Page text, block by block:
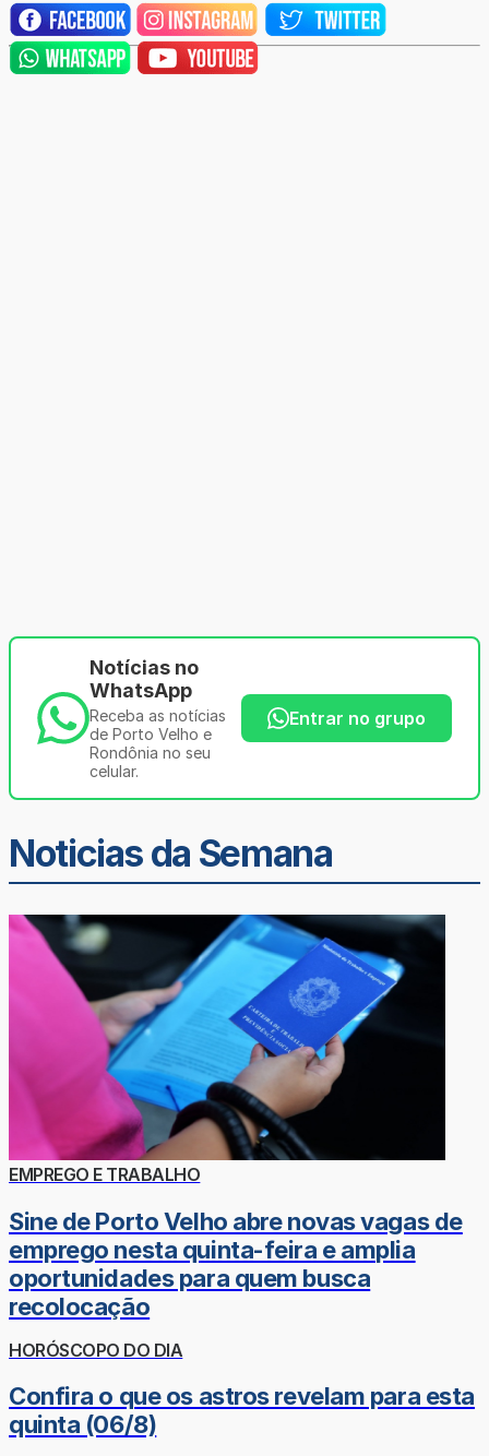
Notícias no
WhatsApp
Receba as notícias
de Porto Velho e
Rondônia no seu
celular.
Entrar no grupo
Noticias da Semana
EMPREGO E TRABALHO
Sine de Porto Velho abre novas vagas de
emprego nesta quinta-feira e amplia
oportunidades para quem busca
recolocação
HORÓSCOPO DO DIA
Confira o que os astros revelam para esta
quinta (06/8)